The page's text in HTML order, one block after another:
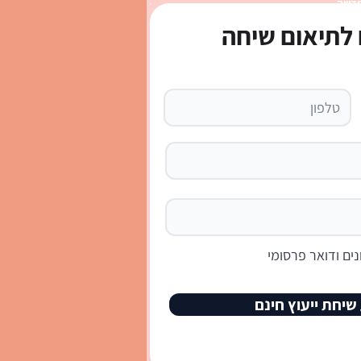
בביטחון ולקבל את
שיחה
ודואר פרסומי
ייעוץ חינם